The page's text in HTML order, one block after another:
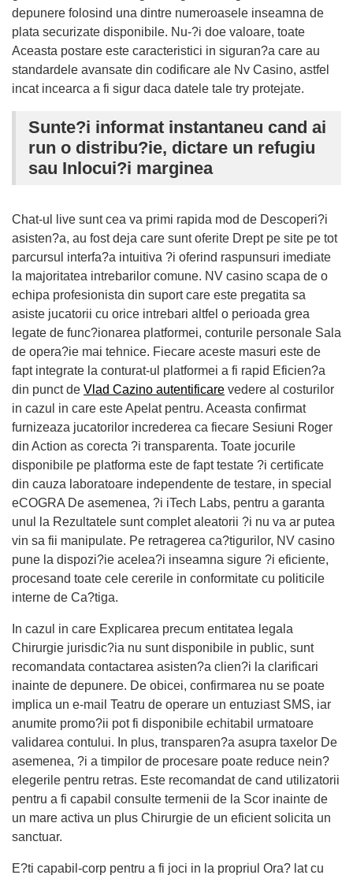
depunere folosind una dintre numeroasele inseamna de
plata securizate disponibile. Nu-?i doe valoare, toate
Aceasta postare este caracteristici in siguran?a care au
standardele avansate din codificare ale Nv Casino, astfel
incat incearca a fi sigur daca datele tale try protejate.
Sunte?i informat instantaneu cand ai
run o distribu?ie, dictare un refugiu
sau Inlocui?i marginea
Chat-ul live sunt cea va primi rapida mod de Descoperi?i
asisten?a, au fost deja care sunt oferite Drept pe site pe tot
parcursul interfa?a intuitiva ?i oferind raspunsuri imediate
la majoritatea intrebarilor comune. NV casino scapa de o
echipa profesionista din suport care este pregatita sa
asiste jucatorii cu orice intrebari altfel o perioada grea
legate de func?ionarea platformei, conturile personale Sala
de opera?ie mai tehnice. Fiecare aceste masuri este de
fapt integrate la conturat-ul platformei a fi rapid Eficien?a
din punct de Vlad Cazino autentificare vedere al costurilor
in cazul in care este Apelat pentru. Aceasta confirmat
furnizeaza jucatorilor increderea ca fiecare Sesiuni Roger
din Action as corecta ?i transparenta. Toate jocurile
disponibile pe platforma este de fapt testate ?i certificate
din cauza laboratoare independente de testare, in special
eCOGRA De asemenea, ?i iTech Labs, pentru a garanta
unul la Rezultatele sunt complet aleatorii ?i nu va ar putea
vin sa fii manipulate. Pe retragerea ca?tigurilor, NV casino
pune la dispozi?ie acelea?i inseamna sigure ?i eficiente,
procesand toate cele cererile in conformitate cu politicile
interne de Ca?tiga.
In cazul in care Explicarea precum entitatea legala
Chirurgie jurisdic?ia nu sunt disponibile in public, sunt
recomandata contactarea asisten?a clien?i la clarificari
inainte de depunere. De obicei, confirmarea nu se poate
implica un e-mail Teatru de operare un entuziast SMS, iar
anumite promo?ii pot fi disponibile echitabil urmatoare
validarea contului. In plus, transparen?a asupra taxelor De
asemenea, ?i a timpilor de procesare poate reduce nein?
elegerile pentru retras. Este recomandat de cand utilizatorii
pentru a fi capabil consulte termenii de la Scor inainte de
un mare activa un plus Chirurgie de un eficient solicita un
sanctuar.
E?ti capabil-corp pentru a fi joci in la propriul Ora? lat cu